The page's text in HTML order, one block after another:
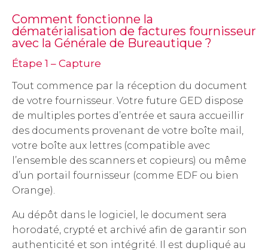
Comment fonctionne la
dématérialisation de factures fournisseur
avec la Générale de Bureautique ?
Étape 1 – Capture
Tout commence par la réception du document
de votre fournisseur. Votre future GED dispose
de multiples portes d’entrée et saura accueillir
des documents provenant de votre boîte mail,
votre boîte aux lettres (compatible avec
l’ensemble des scanners et copieurs) ou même
d’un portail fournisseur (comme EDF ou bien
Orange).
Au dépôt dans le logiciel, le document sera
horodaté, crypté et archivé afin de garantir son
authenticité et son intégrité. Il est dupliqué au